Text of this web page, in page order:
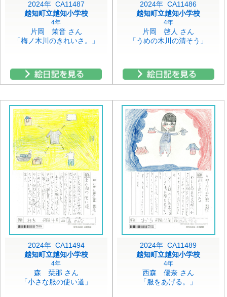
2024年 CA11487
越知町立越知小学校
4年
片岡 茉音 さん
「梅ノ木川のきれいさ。」
2024年 CA11486
越知町立越知小学校
4年
片岡 啓人 さん
「うめの木川の清そう」
2024年 CA11494
越知町立越知小学校
4年
森 栞那 さん
「小さな服の使い道」
2024年 CA11489
越知町立越知小学校
4年
西森 優奈 さん
「服をあげる。」